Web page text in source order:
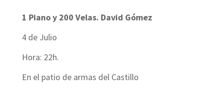
1 Piano y 200 Velas. David Gómez
4 de Julio
Hora: 22h.
En el patio de armas del Castillo